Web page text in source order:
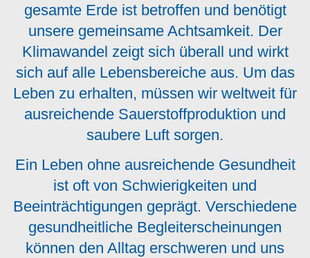
gesamte Erde ist betroffen und benötigt
unsere gemeinsame Achtsamkeit. Der
Klimawandel zeigt sich überall und wirkt
sich auf alle Lebensbereiche aus. Um das
Leben zu erhalten, müssen wir weltweit für
ausreichende Sauerstoffproduktion und
saubere Luft sorgen.
Ein Leben ohne ausreichende Gesundheit
ist oft von Schwierigkeiten und
Beeinträchtigungen geprägt. Verschiedene
gesundheitliche Begleiterscheinungen
können den Alltag erschweren und uns